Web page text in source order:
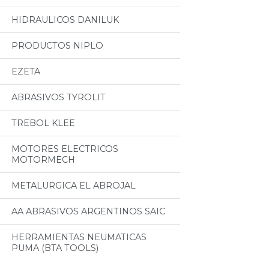
HIDRAULICOS DANILUK
PRODUCTOS NIPLO
EZETA
ABRASIVOS TYROLIT
TREBOL KLEE
MOTORES ELECTRICOS
MOTORMECH
METALURGICA EL ABROJAL
AA ABRASIVOS ARGENTINOS SAIC
HERRAMIENTAS NEUMATICAS
PUMA (BTA TOOLS)